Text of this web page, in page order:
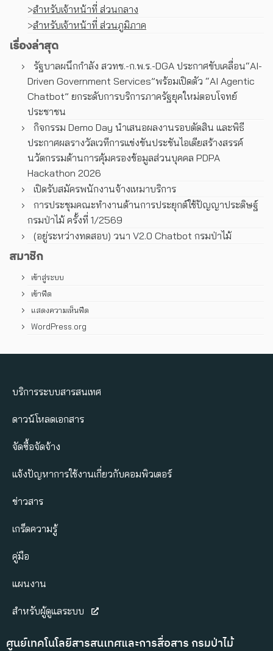
>สำหรับเจ้าหน้าที่ ส่วนกลาง
>สำหรับเจ้าหน้าที่ ส่วนภูมิภาค
เรื่องล่าสุด
รัฐบาลผนึกกำลัง สวทช.-ก.พ.ร.-DGA ประกาศขับเคลื่อน“AI-
Driven Government Services”พร้อมเปิดตัว “AI Agentic
Chatbot” ยกระดับการบริการภาครัฐยุคใหม่ตอบโจทย์
ประชาชน
กิจกรรม Demo Day นำเสนอผลงานรอบตัดสิน และพิธี
ประกาศผลรางวัลเวทีการแข่งขันประชันไอเดียสร้างสรรค์
นวัตกรรมด้านการคุ้มครองข้อมูลส่วนบุคคล PDPA
Hackathon 2026
เปิดรับสมัครพนักงานจ้างเหมาบริการ
การประชุมคณะทํางานด้านการประยุกต์ใช้ปัญญาประดิษฐ์
กรมป่าไม้ ครั้งที่ 1/2569
(อยู่ระหว่างทดสอบ) วนา V2.0 Chatbot กรมป่าไม้
สมาชิก
เข้าสู่ระบบ
เข้าฟีด
แสดงความเห็นฟีด
WordPress.org
บริการระบบสารสนเทศ
ดาวน์โหลดเอกสาร
จัดซื้อจัดจ้าง
แจ้งปัญหาการใช้งานเกี่ยวกับคอมพิวเตอร์
ข่าวสาร
เกร็ดความรู้
คู่มือ
แผนงาน
สำหรับผู้ดูแลระบบ
ศูนย์เทคโนโลยีสารสนเทศและการสื่อสาร กรมป่าไม้